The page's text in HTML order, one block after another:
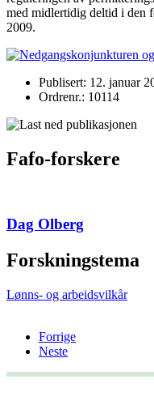
med midlertidig deltid i den
2009.
Publisert: 12. januar
Ordrenr.: 10114
Fafo-forskere
Dag Olberg
Forskningstema
Lønns- og arbeidsvilkår
Forrige
Neste